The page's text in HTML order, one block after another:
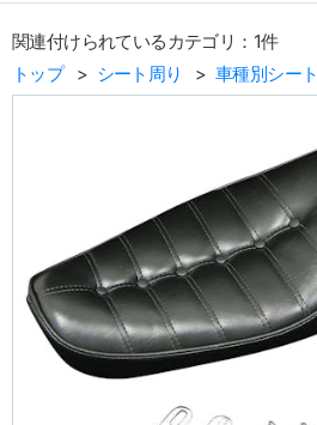
関連付けられているカテゴリ：1件
トップ
シート周り 車種別シート